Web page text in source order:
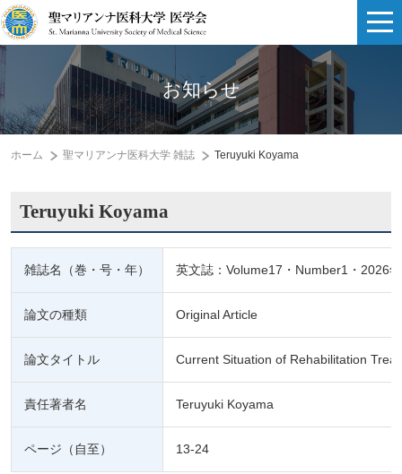
お知らせ
ホーム 聖マリアンナ医科大学 雑誌 Teruyuki Koyama
Teruyuki Koyama
雑誌名（巻・号・年） 英文誌：Volume17・Number1・2026年
論文の種類 Original Article
論文タイトル Current Situation of Rehabilitation
責任著者名 Teruyuki Koyama
ページ（自至） 13-24